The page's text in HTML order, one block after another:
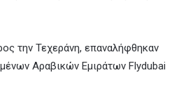
την Τεχεράνη, επαναλήφθηκαν
Αραβικών Εμιράτων Flydubai